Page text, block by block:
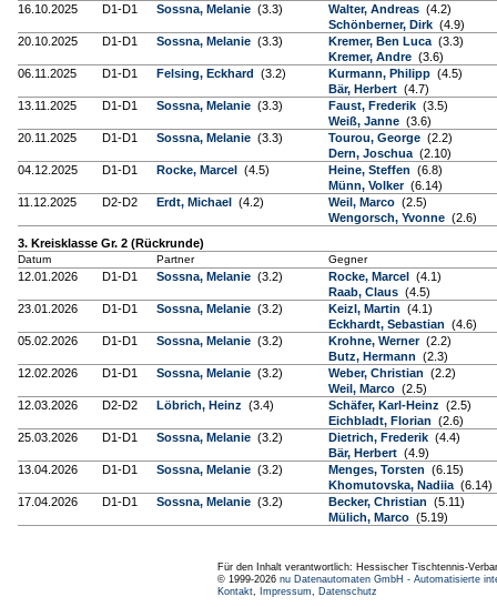
16.10.2025
D1-D1 Sossna, Melanie (3.3) Walter, Andreas (4.2)
Schönberner, Dirk (4.9)
20.10.2025
D1-D1 Sossna, Melanie (3.3) Kremer, Ben Luca (3.3)
Kremer, Andre (3.6)
06.11.2025
D1-D1 Felsing, Eckhard (3.2) Kurmann, Philipp (4.5)
Bär, Herbert (4.7)
13.11.2025
D1-D1 Sossna, Melanie (3.3) Faust, Frederik (3.5)
Weiß, Janne (3.6)
20.11.2025
D1-D1 Sossna, Melanie (3.3) Tourou, George (2.2)
Dern, Joschua (2.10)
04.12.2025
D1-D1 Rocke, Marcel (4.5) Heine, Steffen (6.8)
Münn, Volker (6.14)
11.12.2025
D2-D2 Erdt, Michael (4.2) Weil, Marco (2.5)
Wengorsch, Yvonne (2.6)
3. Kreisklasse Gr. 2 (Rückrunde)
Datum Partner Gegner
12.01.2026 D1-D1 Sossna, Melanie (3.2) Rocke, Marcel (4.1)
Raab, Claus (4.5)
23.01.2026
D1-D1 Sossna, Melanie (3.2) Keizl, Martin (4.1)
Eckhardt, Sebastian (4.6)
05.02.2026
D1-D1 Sossna, Melanie (3.2) Krohne, Werner (2.2)
Butz, Hermann (2.3)
12.02.2026
D1-D1 Sossna, Melanie (3.2) Weber, Christian (2.2)
Weil, Marco (2.5)
12.03.2026
D2-D2 Löbrich, Heinz (3.4) Schäfer, Karl-Heinz (2.5)
Eichbladt, Florian (2.6)
25.03.2026
D1-D1 Sossna, Melanie (3.2) Dietrich, Frederik (4.4)
Bär, Herbert (4.9)
13.04.2026
D1-D1 Sossna, Melanie (3.2) Menges, Torsten (6.15)
Khomutovska, Nadiia (6.14)
17.04.2026
D1-D1 Sossna, Melanie (3.2) Becker, Christian (5.11)
Mülich, Marco (5.19)
Für den Inhalt verantwortlich: Hessischer Tischtennis-
© 1999-2026 nu Datenautomaten GmbH - Automatisierte
Kontakt, Impressum, Datenschutz